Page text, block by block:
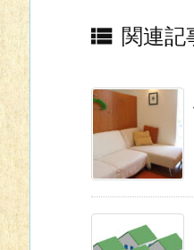
 関連記